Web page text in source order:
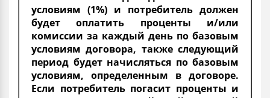
условиям (1%) и потребитель должен
будет оплатить проценты и/или
комиссии за каждый день по базовым
условиям договора, также следующий
период будет начисляться по базовым
условиям, определенным в договоре.
Если потребитель погасит проценты и